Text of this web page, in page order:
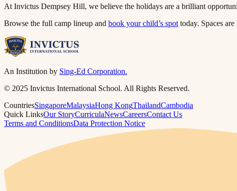
At Invictus Dempsey Hill, we believe the holidays are a brilliant opportunity for children to discover new passions, build confidence, and have
Browse the full camp lineup and ​​​​‌ ‍ ​‍​‍‌‍ ‌ ​‍‌‍‍‌‌‍‌ ‌‍‍‌‌‍ ‍​‍​‍​ ‍‍​‍​‍‌ ​ ‌‍​‌‌‍ ‍‌‍‍‌‌ ‌​‌ ‍‌​‍ ‍‌‍‍‌‌‍ ​‍​‍​‍ ​​‍​‍‌‍‍​‌ ​‍‌‍‌‌‌‍‌‍​‍​‍​ ‍‍​‍​‍​‍ ‌ ​ ‌ ‌​‌ ‌‌‌‍‌​‌‍‍‌‌‍ ​‍ ‌‍‍‌‌‍ ‍‌ ‌​‌‍‌‌‌‍ ‍‌ ‌​​‍ ‌‍‌‌‌‍‌​‌‍‍‌‌ ‌​​‍ ‌‍ ‌‌‍ ‌‍‌​‌‍‌‌​ ‌‌ ​​‌ ​‍‌‍‌‌‌ ​ ‌‍‌‌‌‍ ‍‌ ‌​‌‍​‌‌ ‌​‌‍‍‌‌‍ ‌‍ ‍​ ‍ ‌‍‍‌‌‍‌​​ ‌​ ‌‌‌‍‌‌​ ​ ​ ​‍​ ‌ ​ ​​​ ‍​‌‍‌‌​‍ ‌​ ‍‌‌‍​‌​ ‌ ​ ​​​‍ ‌​ ‌​‌‍‌‍‌‍‌​​ ‍‌​‍ ‌‌‍​‍‌‍​‍​ ‍​​ ​‌​‍ ‌​ ​​​ ‌​​ ‍‌​ ‌​​ ‌ ​ ​‌‌‍​ ​ ​​​ ‌​​ ‍​‌‍​ ​ ‌‌​ ‍ ‌ ‌​‌ ‍‌‌ ​​‌‍‌‌​ ‌‌‍ ‍‌‍‌‌‌ ‌ ‌ ​ ​ ‍ ‌ ​​‌‍​‌‌ ‌​‌‍‍​​ ‌‌‍​ ‌‍ ‌‍ ‍‌ ‌​‌‍‌‌‌‍ ‍‌ ‌​​‍‌‌​ ‌‌‌​​‍‌‌ ‌‍‍ ‌‍‌‌‌ ‍‌​‍‌‌​ ​ ‌​‌​​‍‌‌​ ​ ‌​‌​​‍‌‌​ ​‍​ ​‍‌‍‌‌‌‍‌​​ ‍​‌‍‌‌​ ​ ​ ‌​​ ​ ​ ​​‌‍‌‍​ ​‌​ ‌‌‌‍​‍​‍‌‌​ ​‍​ ​‍​‍‌‌​ ‌‌‌​‌​​‍ ‍‌‍​ ‌‍‍​‌‍‍‌‌‍ ​‌‍‌​‌ ​‍‌‍‌‌‌‍ ‍​‍‌‌​ ‌‌‌​​‍‌‌ ‌‍‍ ‌‍‌‌‌ ‍‌​‍‌‌​ ​ ‌​‌​​‍‌‌​ ​ ‌​‌​​‍‌‌​ ​‍​ ​‍​ ​ ‌‍​‌‌‍‌‌​ ​ ​ ‌‍​ ‌‌​ ​‍​ ‌​​ ‍‌​ ‍‌​ ‍‌‌‍‌‌​‍‌‌​ ​‍​ ​‍​‍‌‌​ ‌‌‌​‌​​‍ ‍‌ ‌​‌‍‌‌‌ ‍​‌ ‌​​ ‌‍​‍‌‍​‌‌ ​ ‌‍‌‌‌‌‌‌‌ ​‍‌‍ ​​ ‌​‍‌‌​ ​‍‌​‌‍‌ ​ ‌ ‌​‌ ‌‌‌‍‌​‌‍‍‌‌‍ ​‍‌‍‌‍‍‌‌‍‌​​ ‌​ ‌‌‌‍‌‌​ ​ ​ ​‍​ ‌ ​ ​​​ ‍​‌‍‌‌​‍ ‌​ ‍‌‌‍​‌​ ‌ ​ ​​​‍ ‌​ ‌​‌‍‌‍‌‍‌​​ ‍‌​‍ ‌‌‍​‍‌‍​‍​ ‍​​ ​‌​‍ ‌​ ​​​ ‌​​ ‍‌​ ‌​​ ‌ ​ ​‌‌‍​ ​ ​​​ ‌​​ ‍​‌‍​ ​ ‌‌​‍‌‍‌ ‌​‌ ‍‌‌ ​​‌‍‌‌​ ‌‌‍ ‍‌‍‌‌‌ ‌ ‌ ​ ​‍‌‍‌ ​​‌‍​‌‌ ‌​‌‍‍​​ ‌‌‍​ ‌‍ ‌‍ ‍‌ ‌​‌‍‌‌‌‍ ‍‌ ‌​​‍‌‌​ ‌‌‌​​‍‌‌ ‌‍‍ ‌‍‌‌‌ ‍‌​‍‌‌​ ​ ‌​‌​​‍‌‌​ ​ ‌​‌​​‍‌‌​ ​‍​ ​‍‌‍‌‌‌‍‌​​ ‍​‌‍‌‌​ ​ ​ ‌​​ ​ ​ ​​‌‍‌‍​ ​‌​ ‌‌‌‍​‍​‍‌‌​ ​‍​ ​‍​‍‌‌​ ‌‌‌​‌​​‍ ‍‌‍​ ‌‍‍​‌‍‍‌‌‍ ​‌‍‌​‌ ​‍‌‍‌‌‌‍ ‍​‍‌‌​ ‌‌‌​​‍‌‌ ‌‍‍ ‌‍‌‌‌ ‍‌​‍‌‌​ ​ ‌​‌​​‍‌‌​ ​ ‌​‌​​‍‌‌​ ​‍​ ​‍​ ​ ‌‍​‌‌‍‌‌​ ​ ​ ‌‍​ ‌‌​ ​‍​ ‌​​ ‍‌​ ‍‌​ ‍‌‌‍‌‌​‍‌‌​ ​‍​ ​‍​‍‌‌​ ‌‌‌​‌​​‍ ‍‌ ‌​‌‍‌‌‌ ‍​‌ ‌​​‍‌‍‌ ​​‌‍‌‌‌ ​‍‌ ​ ‌ ​​‌‍‌‌‌‍​ ‌ ‌​‌‍‍‌‌ ‌‍‌‍‌‌​ ‌‌ ​​‌ ‌‌‌‍​‍‌‍ ​‌‍‍‌‌ ​ ‌‍‍​‌‍‌‌‌‍‌​​‍​‍‌ ‌ book your child’s spot​​​​‌ ‍ ​‍​‍‌‍ ‌ ​‍‌‍‍‌‌‍‌ ‌‍‍‌‌‍ ‍​‍​‍​ ‍‍​‍​‍‌ ​ ‌‍​‌‌‍ ‍‌‍‍‌‌ ‌​‌ ‍‌​‍ ‍‌‍‍‌‌‍ ​‍​‍​‍ ​​‍​‍‌‍‍​‌ ​‍‌‍‌‌‌‍‌‍​‍​‍​ ‍‍​‍​‍​‍ ‌ ​ ‌ ‌​‌ ‌‌‌‍‌​‌‍‍‌‌‍ ​‍ ‌‍‍‌‌‍ ‍‌ ‌​‌‍‌‌‌‍ ‍‌ ‌​​‍ ‌‍‌‌‌‍‌​‌‍‍‌‌ ‌​​‍ ‌‍ ‌‌‍ ‌‍‌​‌‍‌‌​ ‌‌ ​​‌ ​‍‌‍‌‌‌ ​ ‌‍‌‌‌‍ ‍‌ ‌​‌‍​‌‌ ‌​‌‍‍‌‌‍ ‌‍ ‍​ ‍ ‌‍‍‌‌‍‌​​ ‌​ ‌‌‌‍‌‌​ ​ ​ ​‍​ ‌ ​ ​​​ ‍​‌‍‌‌​‍ ‌​ ‍‌‌‍​‌​ ‌ ​ ​​​‍ ‌​ ‌​‌‍‌‍‌‍‌​​ ‍‌​‍ ‌‌‍​‍‌‍​‍​ ‍​​ ​‌​‍ ‌​ ​​​ ‌​​ ‍‌​ ‌​​ ‌ ​ ​‌‌‍​ ​ ​​​ ‌​​ ‍​‌‍​ ​ ‌‌​ ‍ ‌ ‌​‌ ‍‌‌ ​​‌‍‌‌​ ‌‌‍ ‍‌‍‌‌‌ ‌ ‌ ​ ​ ‍ ‌ ​​‌‍​‌‌ ‌​‌‍‍​​ ‌‌‍​ ‌‍ ‌‍ ‍‌ ‌​‌‍‌‌‌‍ ‍‌ ‌​​‍‌‌​ ‌‌‌​​‍‌‌ ‌‍‍ ‌‍‌‌‌ ‍‌​‍‌‌​ ​ ‌​‌​​‍‌‌​ ​ ‌​‌​​‍‌‌​ ​‍​ ​‍‌‍‌‌‌‍‌​​ ‍​‌‍‌‌​ ​ ​ ‌​​ ​ ​ ​​‌‍‌‍​ ​‌​ ‌‌‌‍​‍​‍‌‌​ ​‍​ ​‍​‍‌‌​ ‌‌‌​‌​​‍ ‍‌‍​ ‌‍‍​‌‍‍‌‌‍ ​‌‍‌​‌ ​‍‌‍‌‌‌‍ ‍​‍‌‌​ ‌‌‌​​‍‌‌ ‌‍‍ ‌‍‌‌‌ ‍‌​‍‌‌​ ​ ‌​‌​​‍‌‌​ ​ ‌​‌​​‍‌‌​ ​‍​ ​‍​ ‌‌​ ‌ ​ ​ ​ ‌‌‌‍​‌​ ‍​​ ​‌​ ​​‌‍​‍​ ‌‍​ ‌ ​ ‌​​‍‌‌​ ​‍​ ​‍​‍‌‌​ ‌‌‌​‌​​‍ ‍‌ ‌​‌‍‌‌‌ ‍​‌ ‌​​ ‌‍​‍‌‍​‌‌ ​ ‌‍‌‌‌‌‌‌‌ ​‍‌‍ ​​ ‌​‍‌‌​ ​‍‌​‌‍‌ ​ ‌ ‌​‌ ‌‌‌‍‌​‌‍‍‌‌‍ ​‍‌‍‌‍‍‌‌‍‌​​ ‌​ ‌‌‌‍‌‌​ ​ ​ ​‍​ ‌ ​ ​​​ ‍​‌‍‌‌​‍ ‌​ ‍‌‌‍​‌​ ‌ ​ ​​​‍ ‌​ ‌​‌‍‌‍‌‍‌​​ ‍‌​‍ ‌‌‍​‍‌‍​‍​ ‍​​ ​‌​‍ ‌​ ​​​ ‌​​ ‍‌​ ‌​​ ‌ ​ ​‌‌‍​ ​ ​​​ ‌​​ ‍​‌‍​ ​ ‌‌​‍‌‍‌ ‌​‌ ‍‌‌ ​​‌‍‌‌​ ‌‌‍ ‍‌‍‌‌‌ ‌ ‌ ​ ​‍‌‍‌ ​​‌‍​‌‌ ‌​‌‍‍​​ ‌‌‍​ ‌‍ ‌‍ ‍‌ ‌​‌‍‌‌‌‍ ‍‌ ‌​​‍‌‌​ ‌‌‌​​‍‌‌ ‌‍‍ ‌‍‌‌‌ ‍‌​‍‌‌​ ​ ‌​‌​​‍‌‌​ ​ ‌​‌​​‍‌‌​ ​‍​ ​‍‌‍‌‌‌‍‌​​ ‍​‌‍‌‌​ ​ ​ ‌​​ ​ ​ ​​‌‍‌‍​ ​‌​ ‌‌‌‍​‍​‍‌‌​ ​‍​ ​‍​‍‌‌​ ‌‌‌​‌​​‍ ‍‌‍​ ‌‍‍​‌‍‍‌‌‍ ​‌‍‌​‌ ​‍‌‍‌‌‌‍ ‍​‍‌‌​ ‌‌‌​​‍‌‌ ‌‍‍ ‌‍‌‌‌ ‍‌​‍‌‌​ ​ ‌​‌​​‍‌‌​ ​ ‌​‌​​‍‌‌​ ​‍​ ​‍​ ‌‌​ ‌ ​ ​ ​ ‌‌‌‍​‌​ ‍​​ ​‌​ ​​‌‍​‍​ ‌‍​ ‌ ​ ‌​​‍‌‌​ ​‍​ ​‍​‍‌‌​ ‌‌‌​‌​​‍ ‍‌ ‌​‌‍‌‌‌ ‍​‌ ‌​​‍‌‍‌ ​​‌‍‌‌‌ ​‍‌ ​ ‌ ​​‌‍‌‌‌‍​ ‌ ‌​‌‍‍‌‌ ‌‍‌‍‌‌​ ‌‌ ​​‌ ‌‌‌‍​‍‌‍ ​‌‍‍‌‌ ​ ‌‍‍​‌‍‌‌‌‍‌​​‍​‍‌ ‌ today. Spaces are limited, so do not leave it too long!​​​​‌
An Institution by Sing-Ed Corporation.
© 2025 Invictus International School. All Rights Reserved.
CountriesSingaporeMalaysiaHong KongThailandCambodia
Quick LinksOur StoryCurriculaNewsCareersContact Us
Terms and ConditionsData Protection Notice